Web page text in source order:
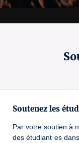
Soutenez les
Par votre soutien à
des étudiant·es